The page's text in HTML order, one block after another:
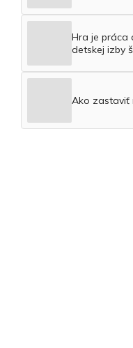
Hra je práca
detskej izby
Ako zastaviť